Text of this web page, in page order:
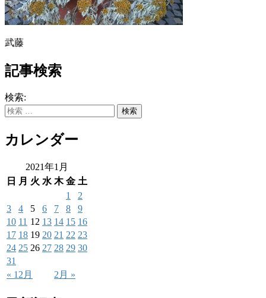
武藤
記事検索
検索:
カレンダー
2021年1月
日
月 火 水 木 金 土
« 12月 2月 »
1
2
3
4 5 6 7 8
9
10 11 12 13 14 15 16
17 18 19 20 21 22 23
24 25 26 27 28 29 30
31